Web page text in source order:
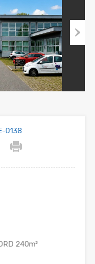
0138
240m²